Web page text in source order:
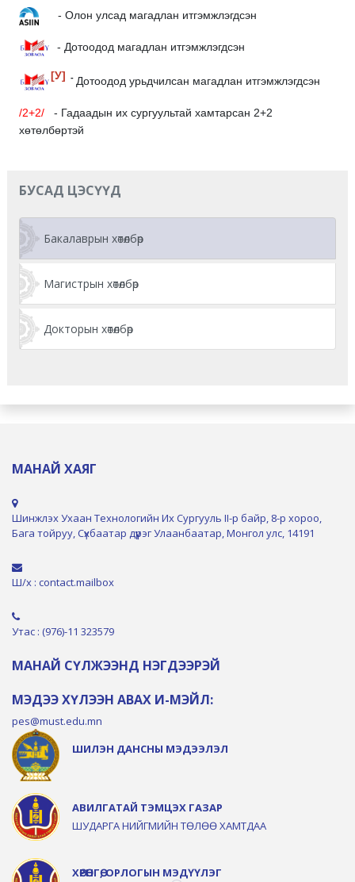
- Олон улсад магадлан итгэмжлэгдсэн
- Дотоодод магадлан итгэмжлэгдсэн
[У] - Дотоодод урьдчилсан магадлан итгэмжлэгдсэн
/2+2/ - Гадаадын их сургуультай хамтарсан 2+2
хөтөлбөртэй
БУСАД ЦЭСҮҮД
Бакалаврын хөтөлбөр
Магистрын хөтөлбөр
Докторын хөтөлбөр
МАНАЙ ХАЯГ
Шинжлэх Ухаан Технологийн Их Сургууль II-р байр, 8-р хороо,
Бага тойруу, Сүхбаатар дүүрэг Улаанбаатар, Монгол улс, 14191
Ш/х : contact.mailbox
Утас : (976)-11 323579
МАНАЙ СҮЛЖЭЭНД НЭГДЭЭРЭЙ
МЭДЭЭ ХҮЛЭЭН АВАХ И-МЭЙЛ:
pes@must.edu.mn
ШИЛЭН ДАНСНЫ МЭДЭЭЛЭЛ
АВИЛГАТАЙ ТЭМЦЭХ ГАЗАР
ШУДАРГА НИЙГМИЙН ТӨЛӨӨ ХАМТДАА
ХӨРӨНГӨ, ОРЛОГЫН МЭДҮҮЛЭГ